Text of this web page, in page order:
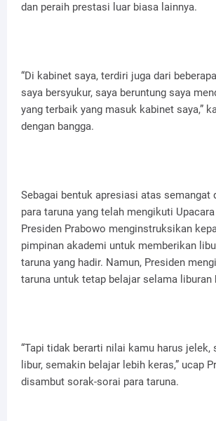
dan peraih prestasi luar biasa lainnya.
“Di kabinet saya, terdiri juga dari
saya bersyukur, saya beruntung saya
yang terbaik yang masuk kabinet saya,”
dengan bangga.
Sebagai bentuk apresiasi atas semangat
para taruna yang telah mengikuti
Presiden Prabowo menginstruksikan
pimpinan akademi untuk memberikan
taruna yang hadir. Namun, Presiden
taruna untuk tetap belajar selama liburan
“Tapi tidak berarti nilai kamu harus jelek,
libur, semakin belajar lebih keras,” ucap
disambut sorak-sorai para taruna.